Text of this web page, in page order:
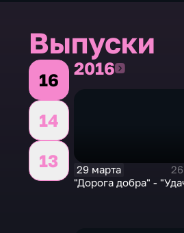
Выпуски
16
14
13
20162016
29 марта
"Дорога добра" -